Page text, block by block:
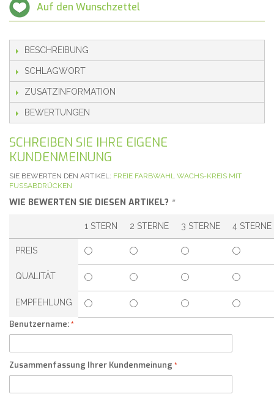
Auf den Wunschzettel
BESCHREIBUNG
SCHLAGWORT
ZUSATZINFORMATION
BEWERTUNGEN
SCHREIBEN SIE IHRE EIGENE
KUNDENMEINUNG
SIE BEWERTEN DEN ARTIKEL: FREIE FARBWAHL WACHS-KREIS MIT
FUSSABDRÜCKEN
WIE BEWERTEN SIE DIESEN ARTIKEL? *
1 STERN 2 STERNE 3 STERNE 4 STERNE
PREIS
QUALITÄT
EMPFEHLUNG
Benutzername:
Zusammenfassung Ihrer Kundenmeinung